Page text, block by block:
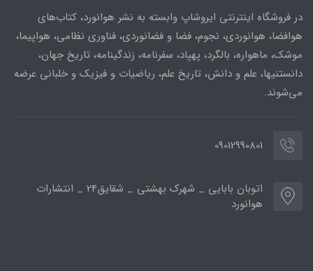
در فروشگاه اینترنتی ایروشاپ وابسته به نشر هوانورد، کتاب‌های
هوافضا، هوانوردی، نجوم، فضا و فضانوردی، فناوری نظامی، هواپیما،
موشک، ماهواره، بالگرد، پهپاد، سفرنامه، زندگینامه، تاریخ جهان،
دانستنیها، علم و دانش، تاریخ علم، ریاضیات و فیزیک و خلبانی عرضه
می‌شوند.
09012990801
اتوبان بابایی _ شهرک بهشتی _ شقایق24 _ انتشارات
هوانورد